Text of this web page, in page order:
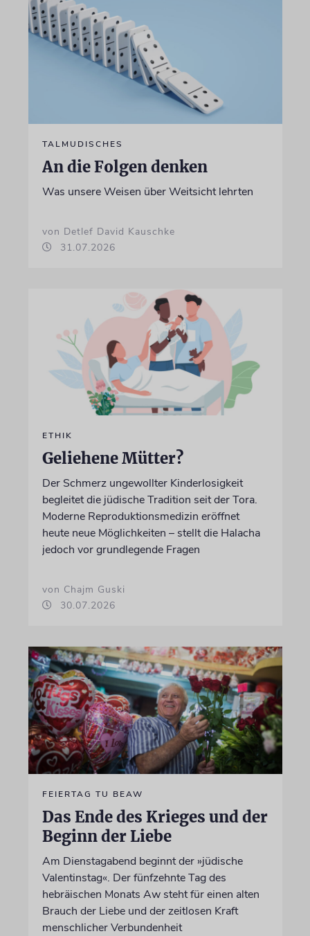
TALMUDISCHES
An die Folgen denken
Was unsere Weisen über Weitsicht lehrten
von Detlef David Kauschke
31.07.2026
ETHIK
Geliehene Mütter?
Der Schmerz ungewollter Kinderlosigkeit
begleitet die jüdische Tradition seit der Tora.
Moderne Reproduktionsmedizin eröffnet
heute neue Möglichkeiten – stellt die Halacha
jedoch vor grundlegende Fragen
von Chajm Guski
30.07.2026
FEIERTAG TU BEAW
Das Ende des Krieges und der
Beginn der Liebe
Am Dienstagabend beginnt der »jüdische
Valentinstag«. Der fünfzehnte Tag des
hebräischen Monats Aw steht für einen alten
Brauch der Liebe und der zeitlosen Kraft
menschlicher Verbundenheit